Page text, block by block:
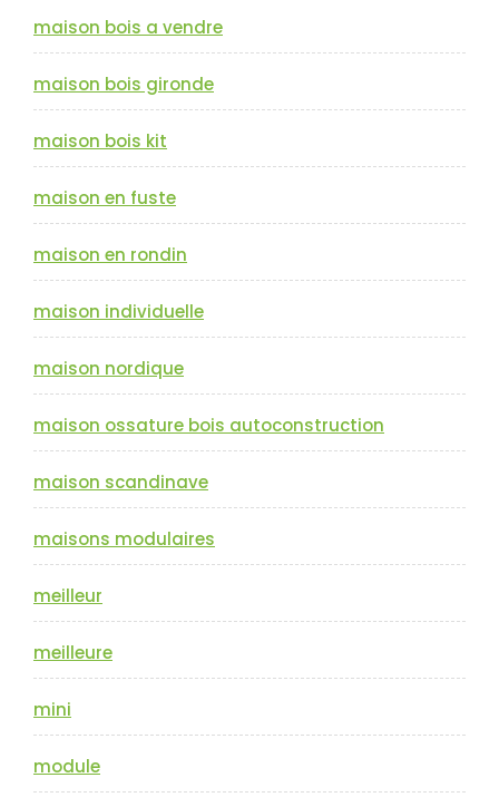
maison bois a vendre
maison bois gironde
maison bois kit
maison en fuste
maison en rondin
maison individuelle
maison nordique
maison ossature bois autoconstruction
maison scandinave
maisons modulaires
meilleur
meilleure
mini
module